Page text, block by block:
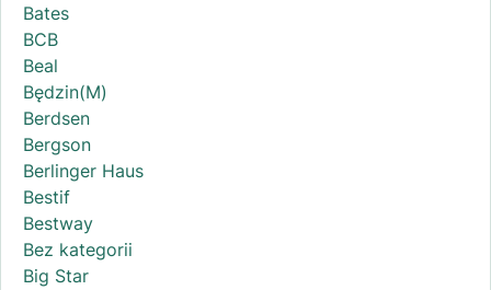
Bates
BCB
Beal
Będzin(M)
Berdsen
Bergson
Berlinger Haus
Bestif
Bestway
Bez kategorii
Big Star